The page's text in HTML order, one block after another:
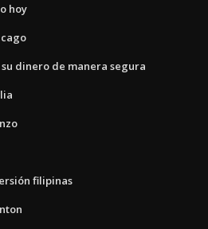
hoy
dinero de manera segura
filipinas